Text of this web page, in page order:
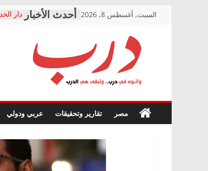
السبت, أغسطس 8, 2026
دار
حزب
صور ..
إنشاء
قرينة
حق
درب
في
درب..
مصر تقارير وتحقيقات عربي ودولي